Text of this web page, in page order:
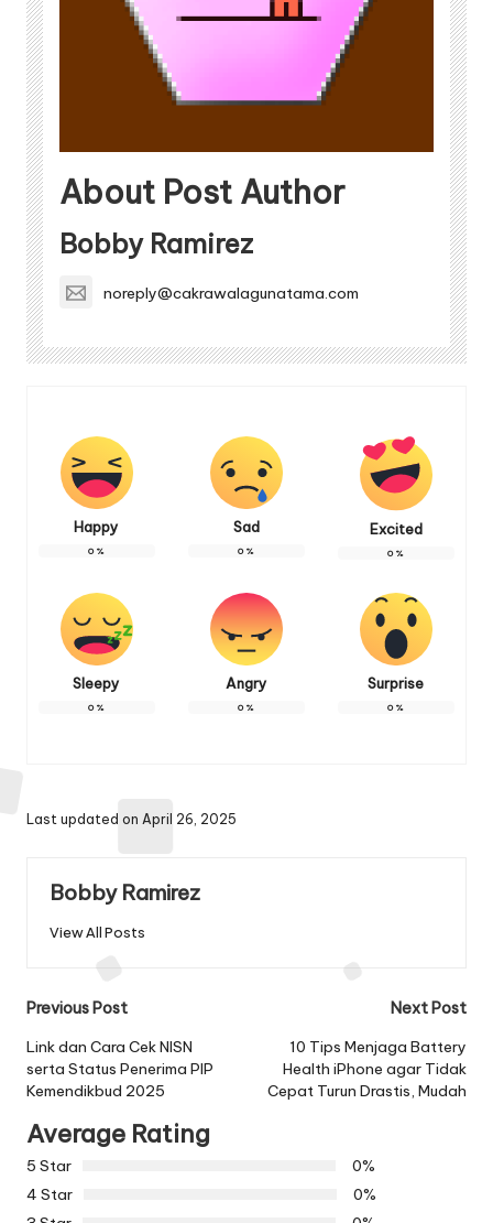
About Post Author
Bobby Ramirez
noreply@cakrawalagunatama.com
Happy
0%
Sad
0%
Excited
0%
Sleepy
0%
Angry
0%
Surprise
0%
Last updated on April 26, 2025
Bobby Ramirez
View All Posts
Post
navigation
Previous Post
Link dan Cara Cek NISN
serta Status Penerima PIP
Kemendikbud 2025
Next Post
10 Tips Menjaga Battery
Health iPhone agar Tidak
Cepat Turun Drastis, Mudah
Average Rating
5 Star
0%
4 Star
0%